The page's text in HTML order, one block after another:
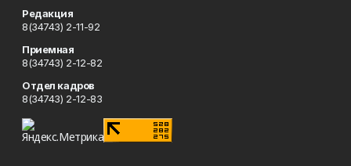
Редакция
8(34743) 2-11-92
Приемная
8(34743) 2-12-82
Отдел кадров
8(34743) 2-12-83